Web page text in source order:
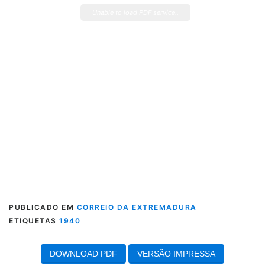
PUBLICADO EM CORREIO DA EXTREMADURA
ETIQUETAS 1940
DOWNLOAD PDF VERSÃO IMPRESSA